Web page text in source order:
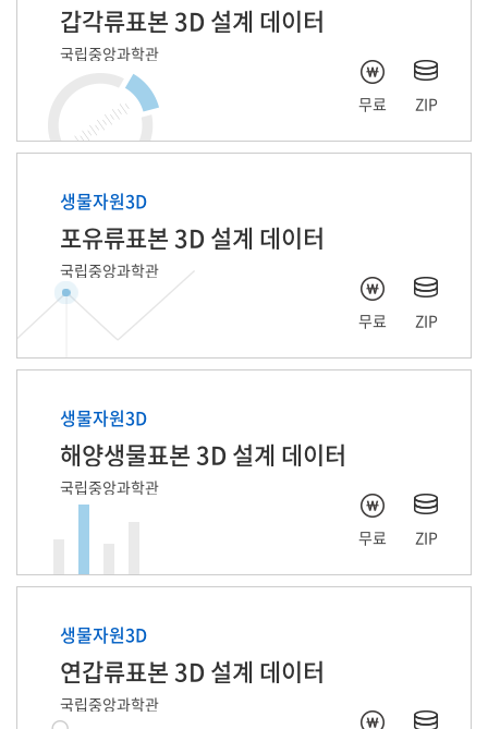
갑각류표본 3D 설계 데이터
국립중앙과학관
무료 ZIP
생물자원3D
포유류표본 3D 설계 데이터
국립중앙과학관
무료 ZIP
생물자원3D
해양생물표본 3D 설계 데이터
국립중앙과학관
무료 ZIP
생물자원3D
연갑류표본 3D 설계 데이터
국립중앙과학관